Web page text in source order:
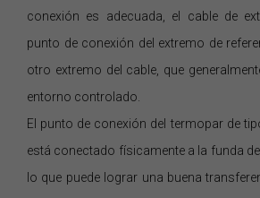
conexión es adecuada, el cable de
punto de conexión del extremo de
otro extremo del cable, que
entorno controlado.
El punto de conexión del termopar de
está conectado físicamente a la funda
lo que puede lograr una buena